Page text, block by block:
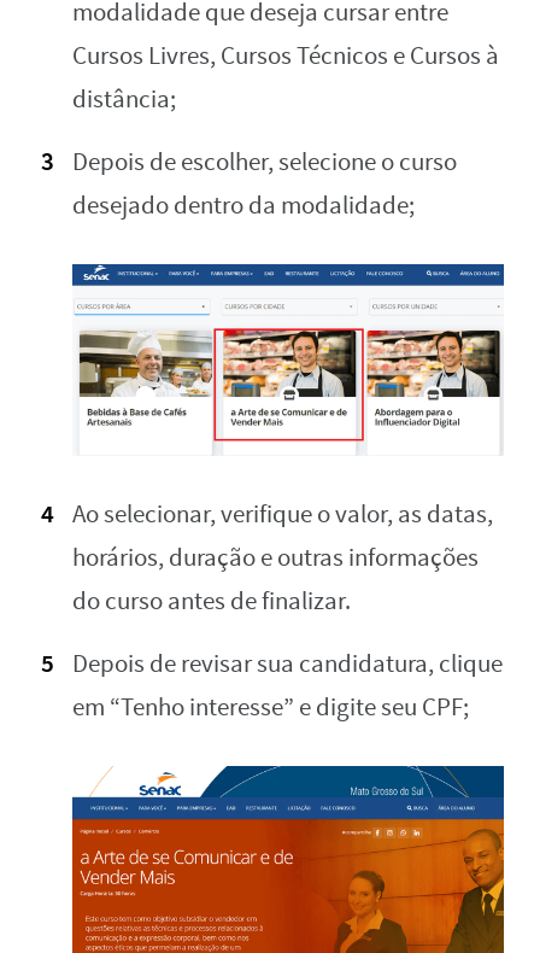
modalidade que deseja cursar entre
Cursos Livres, Cursos Técnicos e Cursos à
distância;
Depois de escolher, selecione o curso
desejado dentro da modalidade;
Ao selecionar, verifique o valor, as datas,
horários, duração e outras informações
do curso antes de finalizar.
Depois de revisar sua candidatura, clique
em “Tenho interesse” e digite seu CPF;